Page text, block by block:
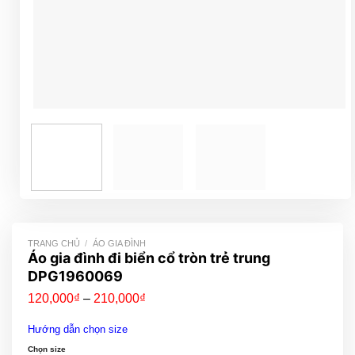
TRANG CHỦ / ÁO GIA ĐÌNH
Áo gia đình đi biển cổ tròn trẻ trung
DPG1960069
120,000₫ – 210,000₫
Hướng dẫn chọn size
Chọn size